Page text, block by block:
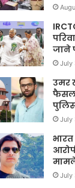
जाने
July
उमर
July
July